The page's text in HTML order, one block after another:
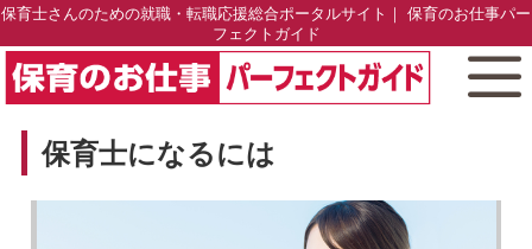
保育士さんのための就職・転職応援総合ポータルサイト｜ 保育のお仕事パー
フェクトガイド
保育士になるには